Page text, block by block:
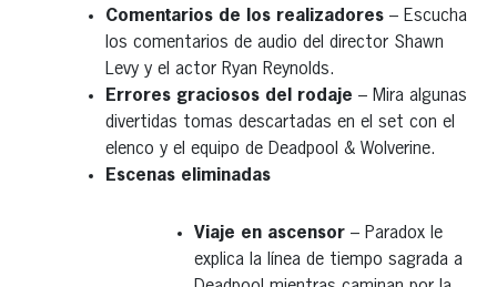
Comentarios de los realizadores – Escucha
los comentarios de audio del director Shawn
Levy y el actor Ryan Reynolds.
Errores graciosos del rodaje – Mira algunas
divertidas tomas descartadas en el set con el
elenco y el equipo de Deadpool & Wolverine.
Escenas eliminadas
Viaje en ascensor – Paradox le
explica la línea de tiempo sagrada a